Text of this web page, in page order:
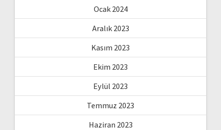
Ocak 2024
Aralık 2023
Kasım 2023
Ekim 2023
Eylül 2023
Temmuz 2023
Haziran 2023